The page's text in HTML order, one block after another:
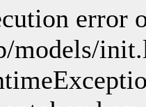
error
models/